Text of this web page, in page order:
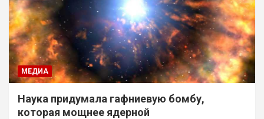
МЕДИА
Наука придумала гафниевую бомбу,
которая мощнее ядерной